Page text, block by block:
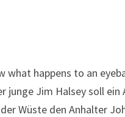
happens to an
Jim Halsey soll
Wüste den Anhalter